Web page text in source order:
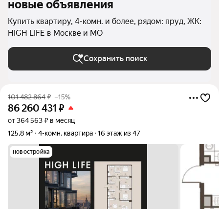
новые объявления
Купить квартиру, 4-комн. и более, рядом: пруд, ЖК:
HIGH LIFE в Москве и МО
Сохранить поиск
101 482 864₽ –15%
86 260 431 ₽
от 364 563 ₽ в месяц
125,8 м²
4-комн. квартира 16 этаж из 47
новостройка